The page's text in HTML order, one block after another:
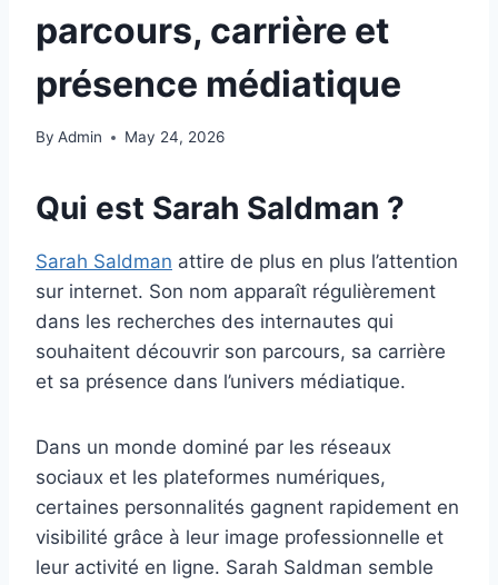
parcours, carrière et
présence médiatique
By Admin May 24, 2026
Qui est Sarah Saldman ?
Sarah Saldman attire de plus en plus l’attention
sur internet. Son nom apparaît régulièrement
dans les recherches des internautes qui
souhaitent découvrir son parcours, sa carrière
et sa présence dans l’univers médiatique.
Dans un monde dominé par les réseaux
sociaux et les plateformes numériques,
certaines personnalités gagnent rapidement en
visibilité grâce à leur image professionnelle et
leur activité en ligne. Sarah Saldman semble